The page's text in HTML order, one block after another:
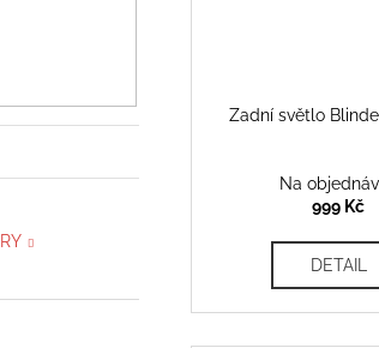
Zadní světlo
Na
999 Kč
DETAIL